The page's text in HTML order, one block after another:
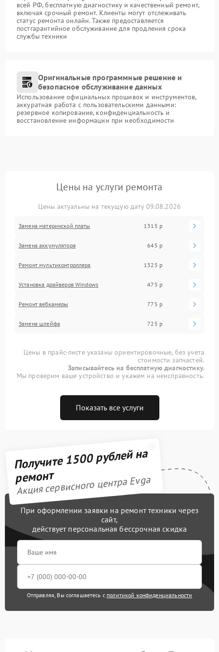
всей РФ, бесплатную диагностику и качественный ремонт,
включая срочный ремонт. Клиенты могут отслеживать
статус ремонта онлайн. Также предоставляется
постгарантийное обслуживание для продления срока
службы техники
Оригинальные программные решение и
безопасное обслуживание данных
Использование официальных прошивок и инструментов,
аккуратная работа с пользовательскими данными:
резервное копирование, конфиденциальность и
восстановление информации при необходимости
Цены на услуги ремонта
Цены актуальны на текущую дату 09.08.2026
Замена материнской платы 1315 р
Замена аккумулятора 645 р
Ремонт мультиконтроллера 1325 р
Установка драйверов Windows 475 р
Ремонт вебкамеры 775 р
Замена шлейфа 725 р
Цены в прайс-листе указаны ориентировочные, без учета
стоимости запчастей.
Записывайтесь на бесплатную диагностику.
Мы проверим ваше устройство и укажем на неисправность.
Показать все услуги
Получите 1500 рублей на
ремонт
Акция сервисного центра Evga
При оформлении заявки на ремонт техники через
сайт,
действует персональная бессрочная скидка
Отправляя, Вы соглашаетесь с политикой конфиденциальности